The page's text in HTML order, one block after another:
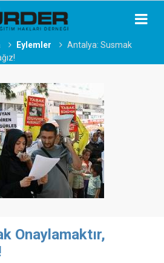
Eylemler
Antalya: Susmak
Onaylamaktır,